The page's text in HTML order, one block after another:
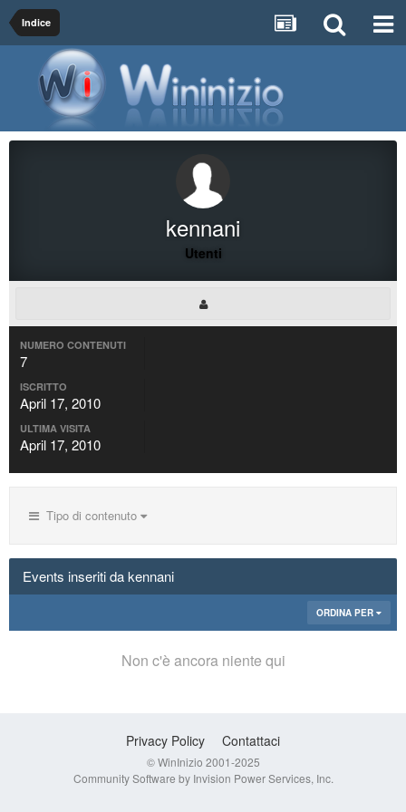
Indice
kennani
Utenti
NUMERO CONTENUTI
7
ISCRITTO
April 17, 2010
ULTIMA VISITA
April 17, 2010
Tipo di contenuto
Events inseriti da kennani
ORDINA PER
Non c'è ancora niente qui
Privacy Policy Contattaci
© WinInizio 2001-2025
Community Software by Invision Power Services, Inc.